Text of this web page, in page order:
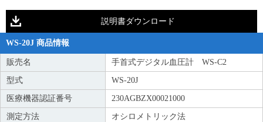
説明書ダウンロード
WS-20J 商品情報
販売名 手首式デジタル血圧計 WS-C2
型式 WS-20J
医療機器認証番号 230AGBZX00021000
測定方法 オシロメトリック法